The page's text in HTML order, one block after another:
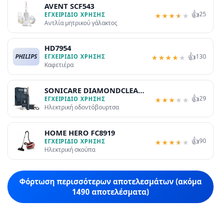
AVENT SCF543
ΕΓΧΕΙΡΊΔΙΟ ΧΡΉΣΗΣ
Αντλία μητρικού γάλακτος
★★★★ ★ 👍25
PHILIPS
HD7954
ΕΓΧΕΙΡΊΔΙΟ ΧΡΉΣΗΣ
Καφετιέρα
★★★★ ★ 👍130
SONICARE DIAMONDCLEAN
PRESTIGE 9900 HX9992
ΕΓΧΕΙΡΊΔΙΟ ΧΡΉΣΗΣ
Ηλεκτρική οδοντόβουρτσα
★★★ ★ ★ 👍29
HOME HERO FC8919
ΕΓΧΕΙΡΊΔΙΟ ΧΡΉΣΗΣ
Ηλεκτρική σκούπα
★★★★ ★ 👍90
Φόρτωση περισσότερων αποτελεσμάτων (ακόμα
1490 αποτελέσματα)